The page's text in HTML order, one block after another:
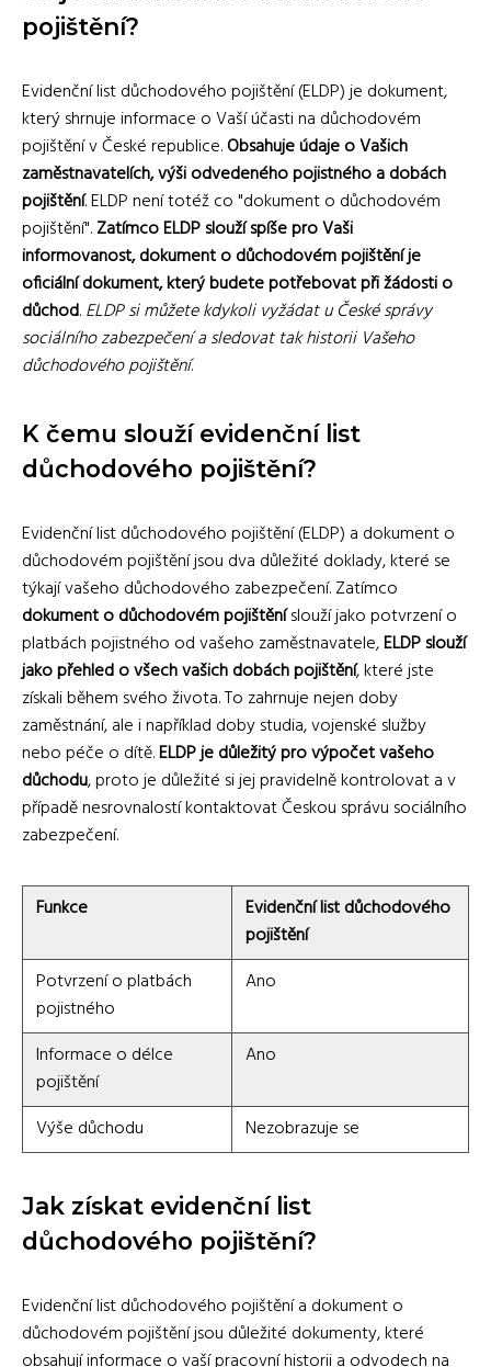
pojištění?
Evidenční list důchodového pojištění (ELDP) je dokument,
který shrnuje informace o Vaší účasti na důchodovém
pojištění v České republice.Obsahuje údaje o Vašich
zaměstnavatelích, výši odvedeného pojistného a dobách
pojištění. ELDP není totéž co "dokument o důchodovém
pojištění".Zatímco ELDP slouží spíše pro Vaši
informovanost, dokument o důchodovém pojištění je
oficiální dokument, který budete potřebovat při žádosti o
důchod.ELDP si můžete kdykoli vyžádat u České správy
sociálního zabezpečení a sledovat tak historii Vašeho
důchodového pojištění.
K čemu slouží evidenční list
důchodového pojištění?
Evidenční list důchodového pojištění (ELDP) a dokument o
důchodovém pojištění jsou dva důležité doklady, které se
týkají vašeho důchodového zabezpečení. Zatímco
dokument o důchodovém pojištěníslouží jako potvrzení o
platbách pojistného od vašeho zaměstnavatele,ELDP slouží
jako přehled o všech vašich dobách pojištění, které jste
získali během svého života. To zahrnuje nejen doby
zaměstnání, ale i například doby studia, vojenské služby
nebo péče o dítě.ELDP je důležitý pro výpočet vašeho
důchodu, proto je důležité si jej pravidelně kontrolovat a v
případě nesrovnalostí kontaktovat Českou správu sociálního
zabezpečení.
Funkce
Evidenční list důchodového
pojištění
Potvrzení o platbách
pojistného
Ano
Informace o délce
pojištění
Ano
Výše důchodu Nezobrazuje se
Jak získat evidenční list
důchodového pojištění?
Evidenční list důchodového pojištění a dokument o
důchodovém pojištění jsou důležité dokumenty, které
obsahují informace o vaší pracovní historii a odvodech na